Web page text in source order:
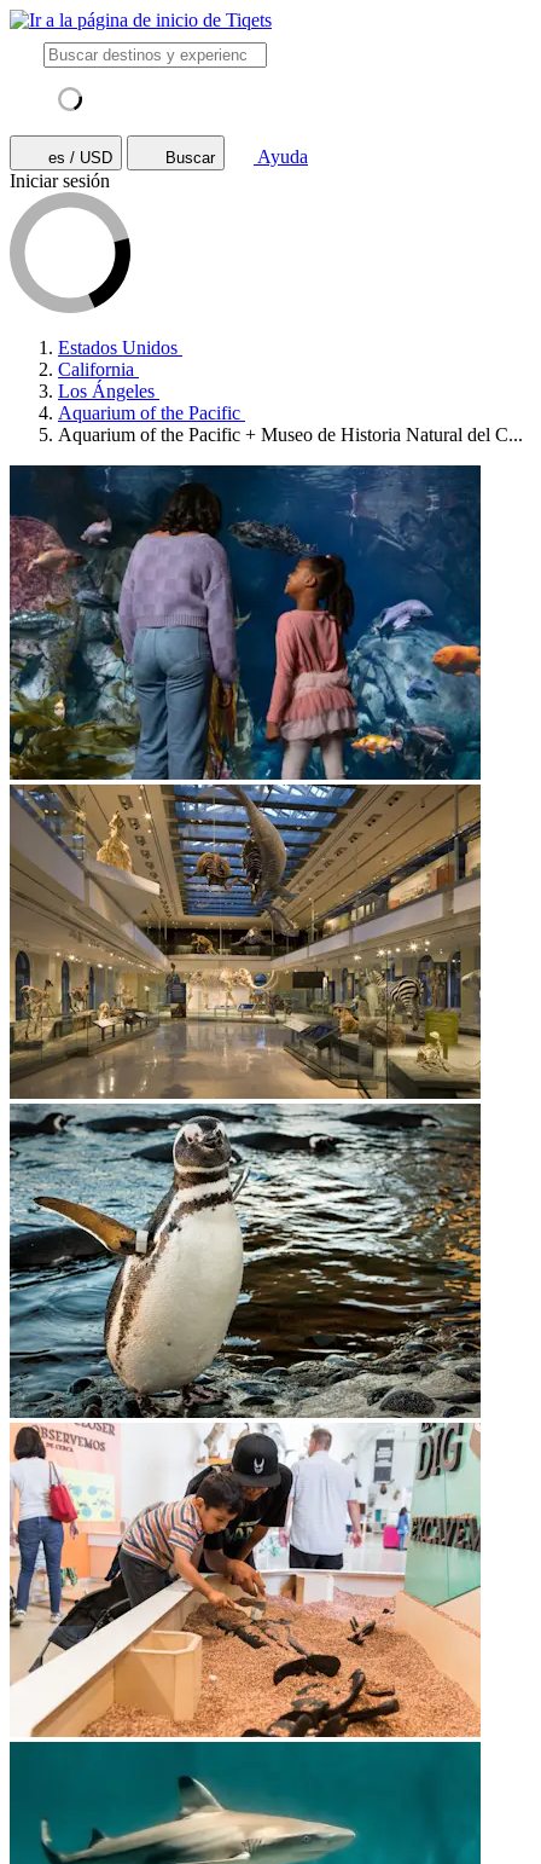
es / USD Buscar
Ayuda
Iniciar sesión
Estados Unidos
California
Los Ángeles
Aquarium of the Pacific
Aquarium of the Pacific + Museo de Historia Natural del C...